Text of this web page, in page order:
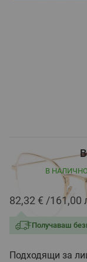
В
82,32 € 161,00
Получаваш
Подходящи за